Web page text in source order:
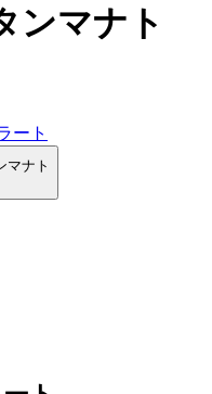
ンマナト
ート
マナト